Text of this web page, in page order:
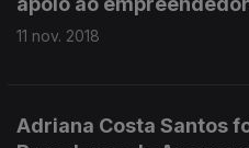
11 nov. 2018
Adriana Costa Santos